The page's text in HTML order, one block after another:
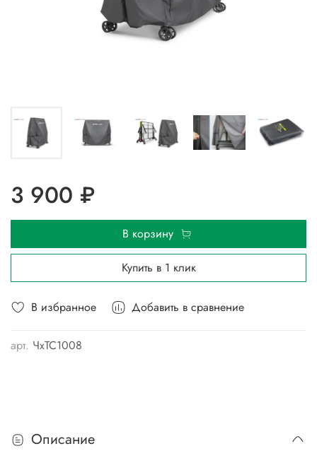
В избранное Добавить в сравнение
арт. ЧхТС1008
3 900 ₽
В корзину
Купить в 1 клик
Описание